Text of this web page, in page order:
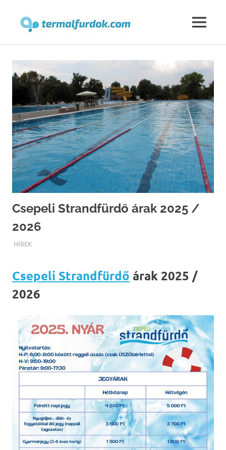
content
MENU
Csepeli Strandfürdő árak 2025 /
2026
TERMALFURDOK.COM
HÍREK
Csepeli Strandfürdő árak 2025 /
2026